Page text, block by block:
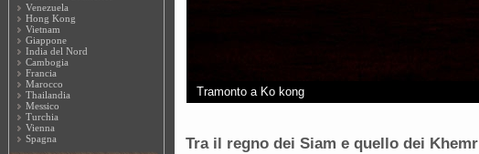
Venezuela
Hong Kong
Vietnam
Giappone
India del Nord
Cambogia
Francia
Marocco
Thailandia
Messico
Turchia
Vienna
Spagna
Tramonto a Ko kong
Tra il regno dei Siam e quello dei Khemr